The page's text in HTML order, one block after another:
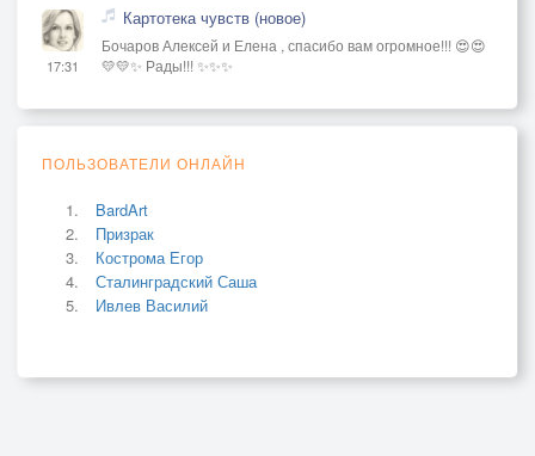
17:31
Картотека чувств (новое)
Бочаров Алексей и Елена , спасибо вам огромное!!! 😍😍
💛💛✨ Рады!!! ✨✨✨
ПОЛЬЗОВАТЕЛИ ОНЛАЙН
BardArt
Призрак
Кострома Егор
Сталинградский Саша
Ивлев Василий